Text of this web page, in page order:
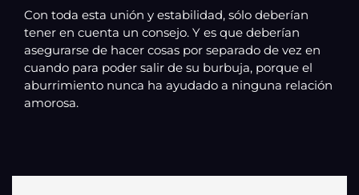
Con toda esta unión y estabilidad, sólo deberían
tener en cuenta un consejo. Y es que deberían
asegurarse de hacer cosas por separado de vez en
cuando para poder salir de su burbuja, porque el
aburrimiento nunca ha ayudado a ninguna relación
amorosa.